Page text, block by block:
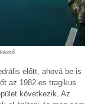
előtt, ahová be is
az 1982-es tragikus
következik. Az